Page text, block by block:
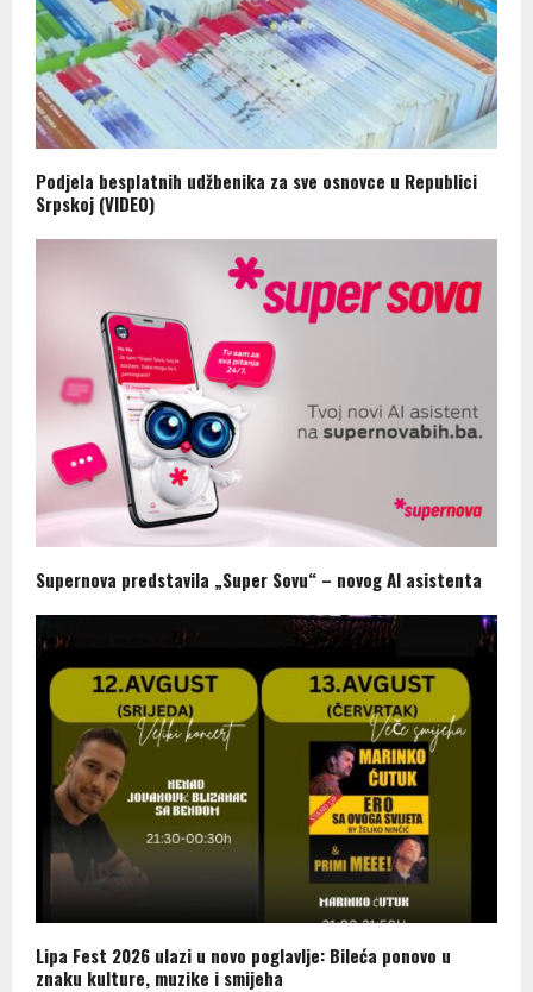
Podjela besplatnih udžbenika za sve osnovce u Republici
Srpskoj (VIDEO)
Supernova predstavila „Super Sovu“ – novog AI asistenta
Lipa Fest 2026 ulazi u novo poglavlje: Bileća ponovo u
znaku kulture, muzike i smijeha